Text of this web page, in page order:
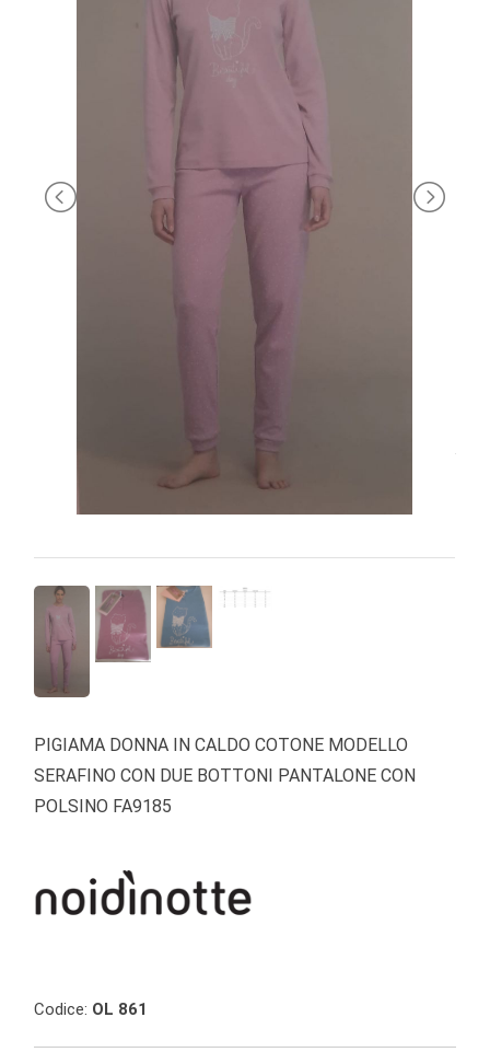
PIGIAMA DONNA IN CALDO COTONE MODELLO
SERAFINO CON DUE BOTTONI PANTALONE CON
POLSINO FA9185
Codice: OL 861